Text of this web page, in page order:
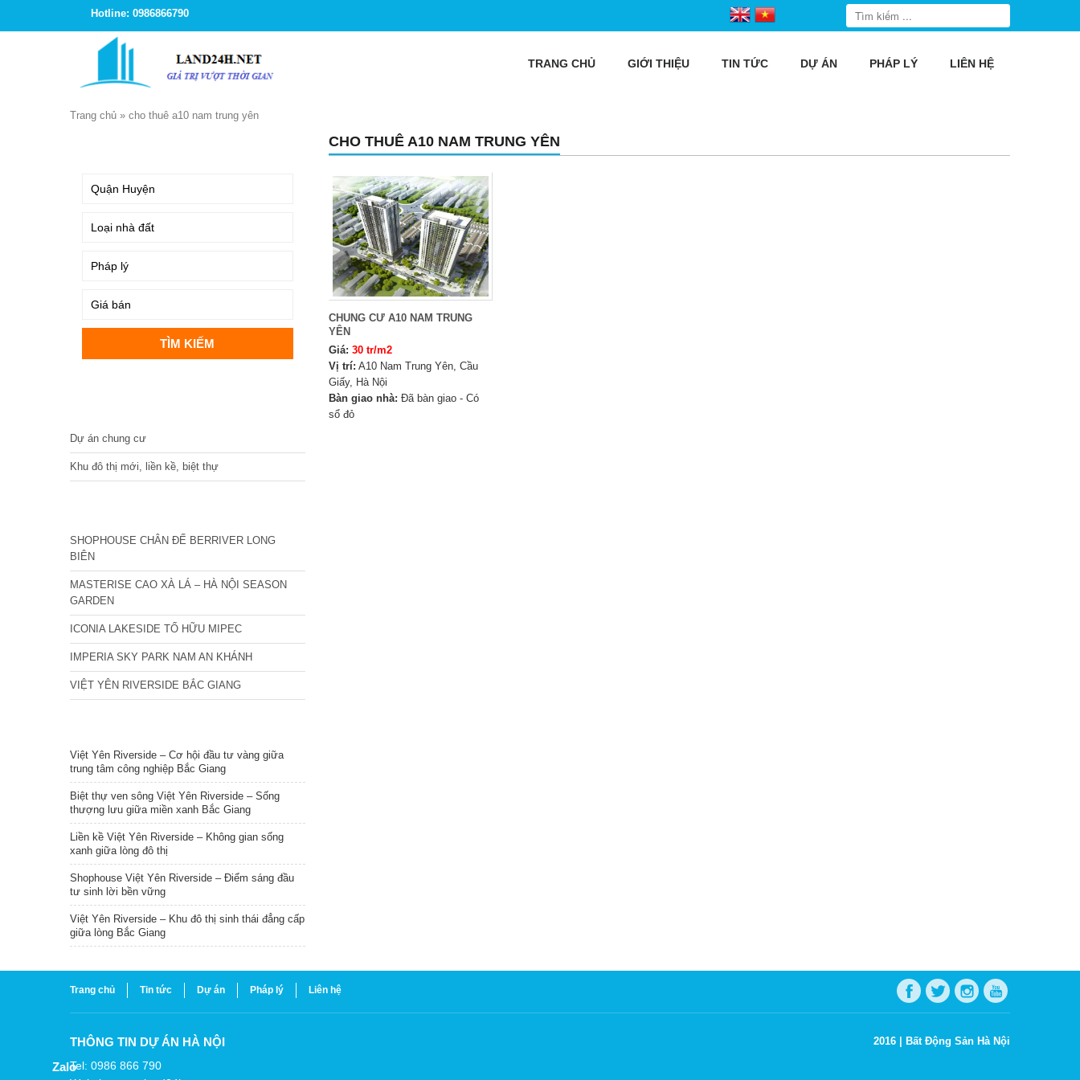
Hotline: 0986866790
TRANG CHỦ GIỚI THIỆU TIN TỨC DỰ ÁN PHÁP LÝ LIÊN HỆ
Trang chủ » cho thuê a10 nam trung yên
CHO THUÊ A10 NAM TRUNG YÊN
CHUNG CƯ A10 NAM TRUNG
YÊN
Giá: 30 tr/m2
Vị trí: A10 Nam Trung Yên, Cầu
Giấy, Hà Nội
Bàn giao nhà: Đã bàn giao - Có
sổ đỏ
Dự án chung cư
Khu đô thị mới, liền kề, biệt thự
SHOPHOUSE CHÂN ĐẾ BERRIVER LONG
BIÊN
MASTERISE CAO XÀ LÁ – HÀ NỘI SEASON
GARDEN
ICONIA LAKESIDE TỐ HỮU MIPEC
IMPERIA SKY PARK NAM AN KHÁNH
VIỆT YÊN RIVERSIDE BẮC GIANG
Việt Yên Riverside – Cơ hội đầu tư vàng giữa
trung tâm công nghiệp Bắc Giang
Biệt thự ven sông Việt Yên Riverside – Sống
thượng lưu giữa miền xanh Bắc Giang
Liền kề Việt Yên Riverside – Không gian sống
xanh giữa lòng đô thị
Shophouse Việt Yên Riverside – Điểm sáng đầu
tư sinh lời bền vững
Việt Yên Riverside – Khu đô thị sinh thái đẳng cấp
giữa lòng Bắc Giang
Trang chủ Tin tức Dự án Pháp lý Liên hệ
THÔNG TIN DỰ ÁN HÀ NỘI
Tel: 0986 866 790
2016 | Bất Động Sản Hà Nội
Zalo